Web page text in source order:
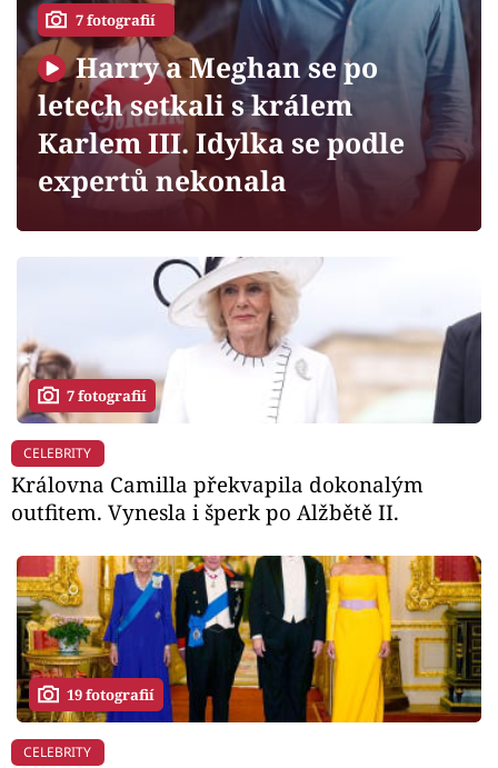
Sledujte prima+
Filmový festival Karlovy Vary
Pořady
Přihlášení
Sledujte nás
7 fotografií
Harry a Meghan se po
letech setkali s králem
Karlem III. Idylka se podle
expertů nekonala
7 fotografií
CELEBRITY
Královna Camilla překvapila dokonalým
outfitem. Vynesla i šperk po Alžbětě II.
19 fotografií
CELEBRITY